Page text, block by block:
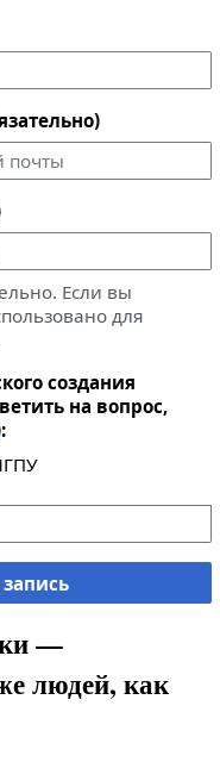
Если вы
для
создания
на вопрос,
—
людей, как